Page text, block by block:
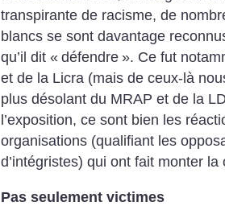
transpirante de racisme, de
blancs se sont davantage
qu’il dit « défendre ». Ce fut
et de la Licra (mais de ceux-là
plus désolant du MRAP et de la
l’exposition, ce sont bien les
organisations (qualifiant les
d’intégristes) qui ont fait monter la
Pas seulement victimes